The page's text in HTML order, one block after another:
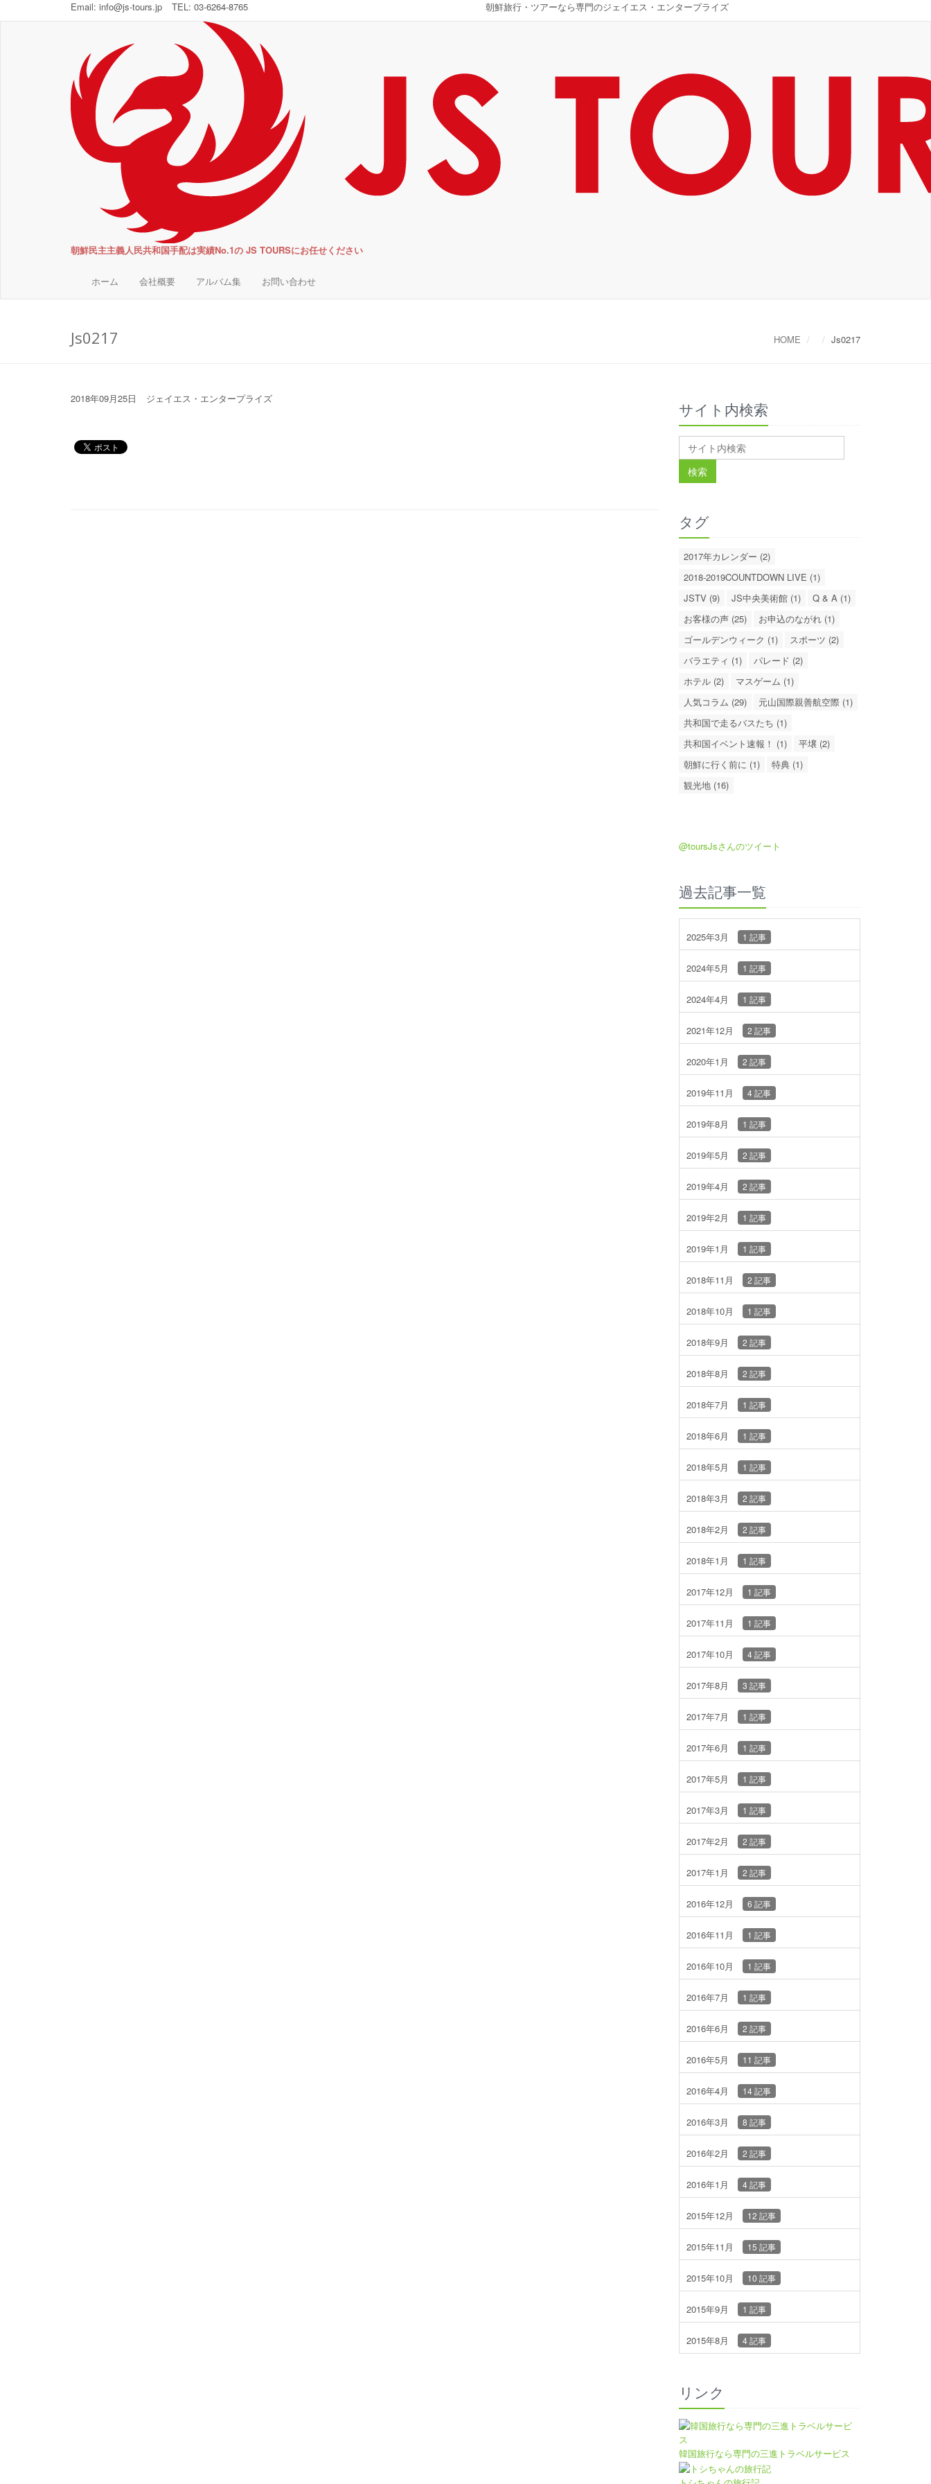
Email: info@js-tours.jp TEL: 03-6264-8765 朝鮮旅行・ツアーなら専門のジェイエス・エンタープライズ
朝鮮民主主義人民共和国手配は実績No.1の JS TOURSにお任せください
ホーム 会社概要 アルバム集 お問い合わせ
Js0217 HOME Js0217
2018年09月25日 ジェイエス・エンタープライズ
サイト内検索
タグ
2017年カレンダー (2)
2018-2019COUNTDOWN LIVE (1)
JSTV (9)
JS中央美術館 (1)
Q & A (1)
お客様の声 (25)
お申込のながれ (1)
ゴールデンウィーク (1)
スポーツ (2)
バラエティ (1)
パレード (2)
ホテル (2)
マスゲーム (1)
人気コラム (29)
元山国際親善航空際 (1)
共和国で走るバスたち (1)
共和国イベント速報！ (1)
平壌 (2)
朝鮮に行く前に (1)
特典 (1)
観光地 (16)
@toursJsさんのツイート
過去記事一覧
2025年3月 1 記事
2024年5月 1 記事
2024年4月 1 記事
2021年12月 2 記事
2020年1月 2 記事
2019年11月 4 記事
2019年8月 1 記事
2019年5月 2 記事
2019年4月 2 記事
2019年2月 1 記事
2019年1月 1 記事
2018年11月 2 記事
2018年10月 1 記事
2018年9月 2 記事
2018年8月 2 記事
2018年7月 1 記事
2018年6月 1 記事
2018年5月 1 記事
2018年3月 2 記事
2018年2月 2 記事
2018年1月 1 記事
2017年12月 1 記事
2017年11月 1 記事
2017年10月 4 記事
2017年8月 3 記事
2017年7月 1 記事
2017年6月 1 記事
2017年5月 1 記事
2017年3月 1 記事
2017年2月 2 記事
2017年1月 2 記事
2016年12月 6 記事
2016年11月 1 記事
2016年10月 1 記事
2016年7月 1 記事
2016年6月 2 記事
2016年5月 11 記事
2016年4月 14 記事
2016年3月 8 記事
2016年2月 2 記事
2016年1月 4 記事
2015年12月 12 記事
2015年11月 15 記事
2015年10月 10 記事
2015年9月 1 記事
2015年8月 4 記事
リンク
韓国旅行なら専門の三進トラベルサービス